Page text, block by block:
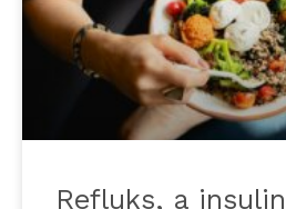
Refluks, a